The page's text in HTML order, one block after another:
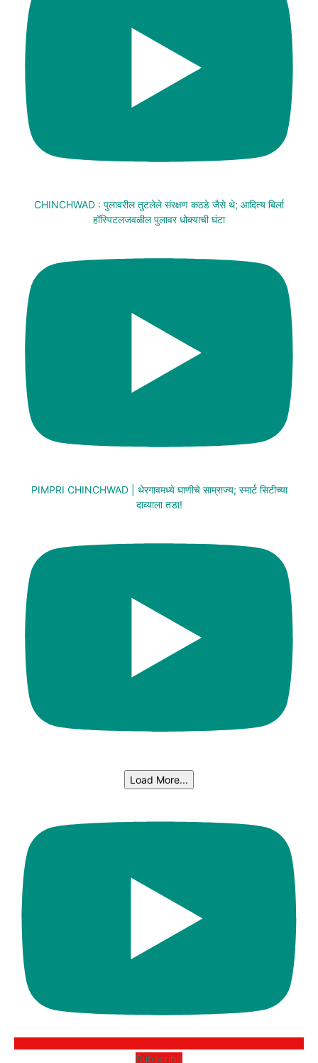
CHINCHWAD : पुलावरील तुटलेले संरक्षण कठडे जैसे थे; आदित्य बिर्ला
हॉस्पिटलजवळील पुलावर धोक्याची घंटा
PIMPRI CHINCHWAD | थेरगावमध्ये घाणीचे साम्राज्य; स्मार्ट सिटीच्या
दाव्याला तडा!
Load More...
Subscribe